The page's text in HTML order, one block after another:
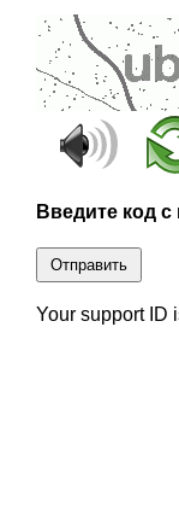
Введите код с
Отправить
Your support ID